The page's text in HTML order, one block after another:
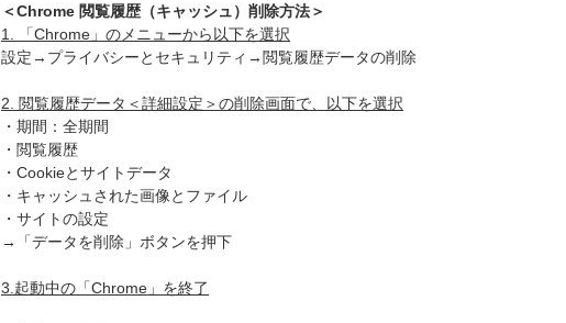
＜Chrome 閲覧履歴（キャッシュ）削除方法＞
1. 「Chrome」のメニューから以下を選択
設定→プライバシーとセキュリティ→閲覧履歴データの削除
2. 閲覧履歴データ＜詳細設定＞の削除画面で、以下を選択
・期間：全期間
・閲覧履歴
・Cookieとサイトデータ
・キャッシュされた画像とファイル
・サイトの設定
→「データを削除」ボタンを押下
3.起動中の「Chrome」を終了